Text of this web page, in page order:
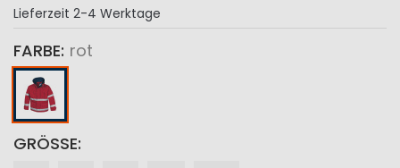
Lieferzeit 2-4 Werktage
FARBE rot
GRÖSSE